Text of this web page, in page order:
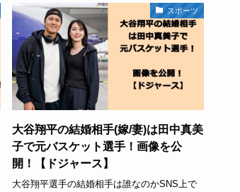
スポーツ
大谷翔平の結婚相手(嫁/妻)は田中真美
子で元バスケット選手！画像を公
開！【ドジャース】
大谷翔平選手の結婚相手は誰なのかSNS上で